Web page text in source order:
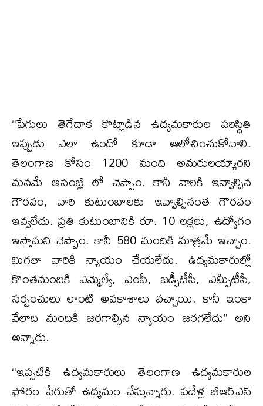
‘‘పేగులు తెగేదాక కొట్లాడిన ఉద్యమకారుల పరిస్థితి
ఇప్పుడు ఎలా ఉందో కూడా ఆలోచించుకోవాలి.
తెలంగాణ కోసం 1200 మంది అమరులయ్యారని
మనమే అసెంబ్లీ లో చెప్పాం. కానీ వారికి ఇవ్వాల్సిన
గౌరవం, వారి కుటుంబాలకు ఇవ్వాల్సినంత గౌరవం
ఇవ్వలేదు. ప్రతి కుటుంబానికి రూ. 10 లక్షలు, ఉద్యోగం
ఇస్తామని చెప్పాం. కానీ 580 మందికి మాత్రమే ఇచ్చాం.
మిగతా వారికి న్యాయం చేయలేదు. ఉద్యమకారుల్లో
కొంతమందికి ఎమ్మెల్యే, ఎంపీ, జడ్పీటీసీ, ఎమ్పీటీసీ,
సర్పంచులు లాంటి అవకాశాలు వచ్చాయి. కానీ ఇంకా
వేలాది మందికి జరగాల్సిన న్యాయం జరగలేదు’’ అని
అన్నారు.
‘‘ఇప్పటికి ఉద్యమకారులు తెలంగాణ ఉద్యమకారుల
ఫోరం పేరుతో ఉద్యమం చేస్తున్నారు. పదేళ్ల బీఆర్ఎస్